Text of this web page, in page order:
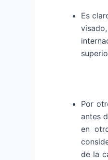
Es
Por
antes
en
de la